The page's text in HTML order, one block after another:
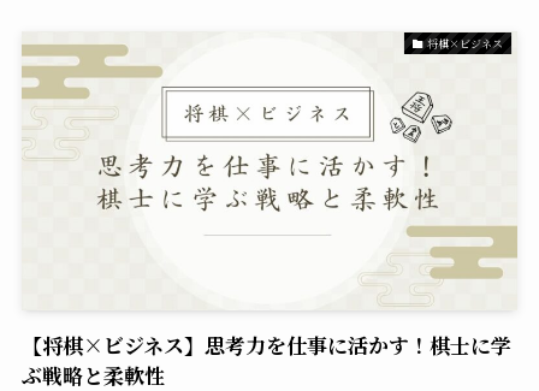
将棋×ビジネス
【将棋×ビジネス】思考力を仕事に活かす！棋士に学
ぶ戦略と柔軟性